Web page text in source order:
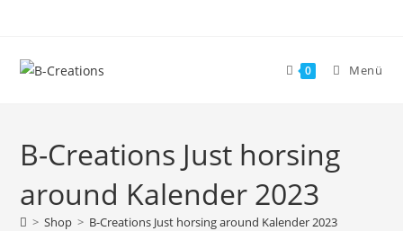
0 Menü
B-Creations Just horsing
around Kalender 2023
> Shop > B-Creations Just horsing around Kalender 2023